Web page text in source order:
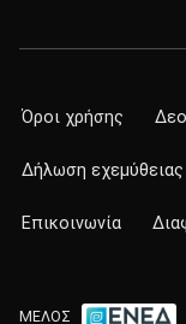
Όροι χρήσης
Δήλωση εχεμύθειας
Επικοινωνία
ΜΕΛΟΣ